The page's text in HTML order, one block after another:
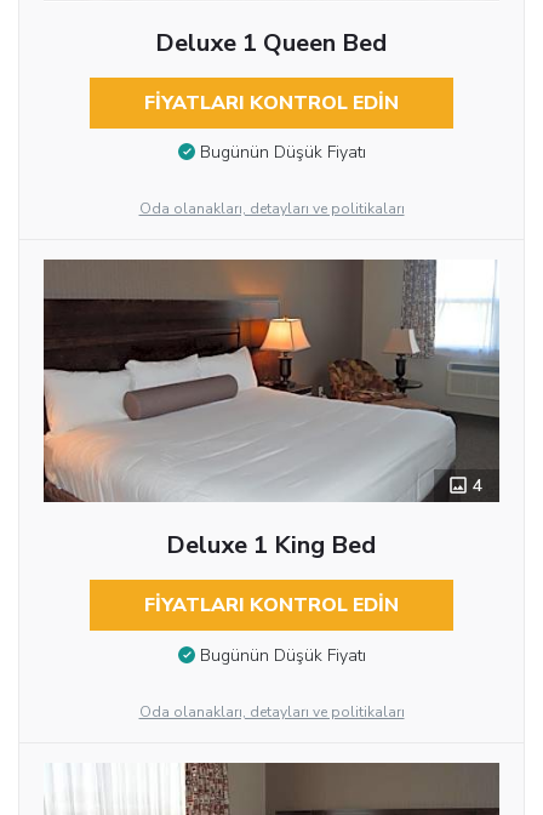
Deluxe 1 Queen Bed
FIYATLARI KONTROL EDIN
Bugünün Düşük Fiyatı
Oda olanakları, detayları ve politikaları
4
Deluxe 1 King Bed
FIYATLARI KONTROL EDIN
Bugünün Düşük Fiyatı
Oda olanakları, detayları ve politikaları